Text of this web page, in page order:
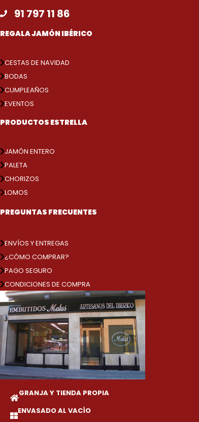
91 797 11 86
REGALA JAMÓN IBÉRICO
CESTAS DE NAVIDAD
BODAS
CUMPLEAÑOS
EVENTOS
PRODUCTOS ESTRELLA
JAMÓN ENTERO
PALETA
CHORIZOS
LOMOS
PREGUNTAS FRECUENTES
ENVÍOS Y ENTREGAS
¿CÓMO COMPRAR?
PAGO SEGURO
CONDICIONES DE COMPRA
GRANJA Y TIENDA PROPIA
ENVASADO AL VACÍO